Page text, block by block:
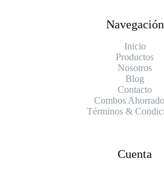
Navegación
Inicio
Productos
Nosotros
Blog
Contacto
Combos
Términos &
Cuenta